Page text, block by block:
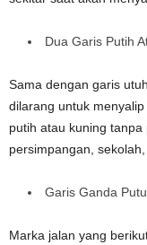
Dua Garis Putih
Sama dengan garis
dilarang untuk
putih atau kuning
persimpangan,
Garis Ganda
Marka jalan yang